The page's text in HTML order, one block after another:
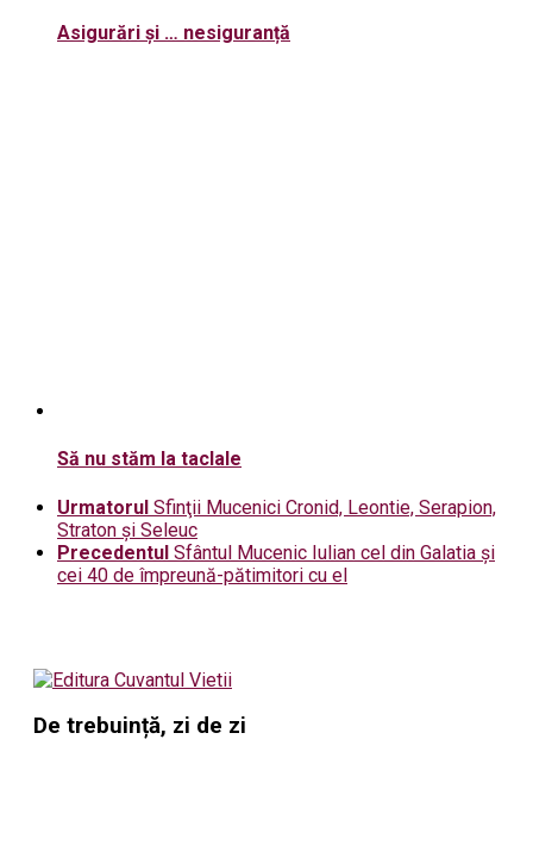
Asigurări și … nesiguranță
Să nu stăm la taclale
Urmatorul Sfinţii Mucenici Cronid, Leontie, Serapion,
Straton şi Seleuc
Precedentul Sfântul Mucenic Iulian cel din Galatia şi
cei 40 de împreună-pătimitori cu el
De trebuință, zi de zi